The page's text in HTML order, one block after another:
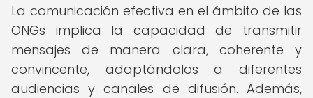
La comunicación efectiva en el ámbito de las
ONGs implica la capacidad de transmitir
mensajes de manera clara, coherente y
convincente, adaptándolos a diferentes
audiencias y canales de difusión. Además,